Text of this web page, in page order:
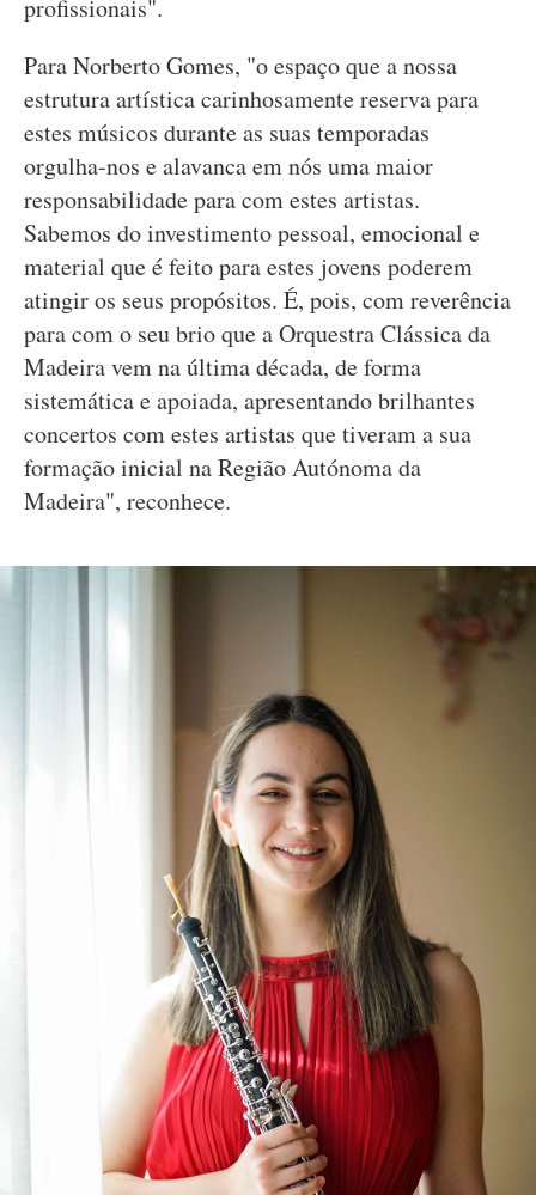
profissionais".
Para Norberto Gomes, "o espaço que a nossa
estrutura artística carinhosamente reserva para
estes músicos durante as suas temporadas
orgulha-nos e alavanca em nós uma maior
responsabilidade para com estes artistas.
Sabemos do investimento pessoal, emocional e
material que é feito para estes jovens poderem
atingir os seus propósitos. É, pois, com reverência
para com o seu brio que a Orquestra Clássica da
Madeira vem na última década, de forma
sistemática e apoiada, apresentando brilhantes
concertos com estes artistas que tiveram a sua
formação inicial na Região Autónoma da
Madeira", reconhece.